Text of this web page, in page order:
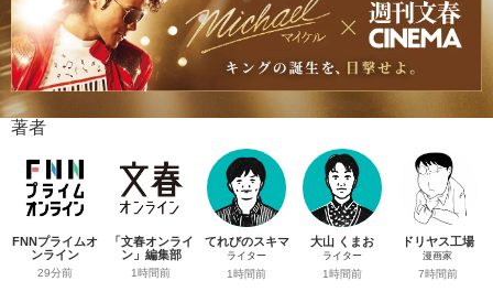
著者
FNNプライムオ
ンライン
29分前
「文春オンライ
ン」編集部
1時間前
てれびのスキマ
ライター
1時間前
大山 くまお
ライター
1時間前
ドリヤス工場
漫画家
7時間前